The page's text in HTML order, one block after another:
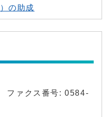
の助成
ァクス番号: 0584-